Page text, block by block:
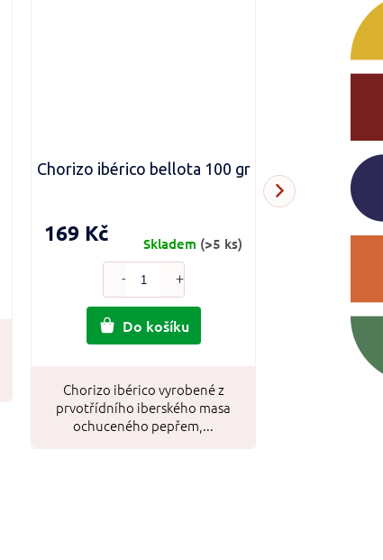
Chorizo ibérico bellota 100 gr
169 Kč
Do košíku
Chorizo ibérico vyrobené z
prvotřídního iberského masa
ochuceného pepřem,...
Skladem (>5 ks)
Dárkový
Dormir
890 Kč